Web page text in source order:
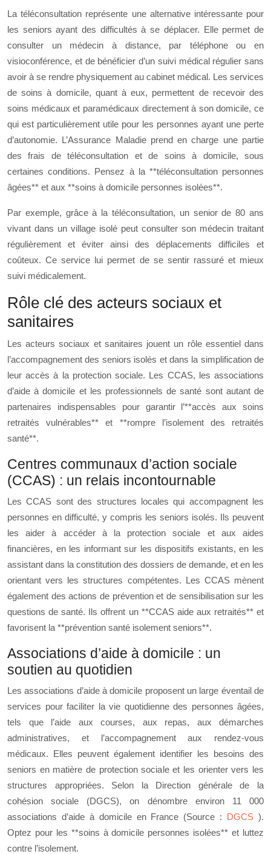
La téléconsultation représente une alternative intéressante pour
les seniors ayant des difficultés à se déplacer. Elle permet de
consulter un médecin à distance, par téléphone ou en
visioconférence, et de bénéficier d’un suivi médical régulier sans
avoir à se rendre physiquement au cabinet médical. Les services
de soins à domicile, quant à eux, permettent de recevoir des
soins médicaux et paramédicaux directement à son domicile, ce
qui est particulièrement utile pour les personnes ayant une perte
d’autonomie. L’Assurance Maladie prend en charge une partie
des frais de téléconsultation et de soins à domicile, sous
certaines conditions. Pensez à la **téléconsultation personnes
âgées** et aux **soins à domicile personnes isolées**.
Par exemple, grâce à la téléconsultation, un senior de 80 ans
vivant dans un village isolé peut consulter son médecin traitant
régulièrement et éviter ainsi des déplacements difficiles et
coûteux. Ce service lui permet de se sentir rassuré et mieux
suivi médicalement.
Rôle clé des acteurs sociaux et
sanitaires
Les acteurs sociaux et sanitaires jouent un rôle essentiel dans
l’accompagnement des seniors isolés et dans la simplification de
leur accès à la protection sociale. Les CCAS, les associations
d’aide à domicile et les professionnels de santé sont autant de
partenaires indispensables pour garantir l’**accès aux soins
retraités vulnérables** et **rompre l’isolement des retraités
santé**.
Centres communaux d’action sociale
(CCAS) : un relais incontournable
Les CCAS sont des structures locales qui accompagnent les
personnes en difficulté, y compris les seniors isolés. Ils peuvent
les aider à accéder à la protection sociale et aux aides
financières, en les informant sur les dispositifs existants, en les
assistant dans la constitution des dossiers de demande, et en les
orientant vers les structures compétentes. Les CCAS mènent
également des actions de prévention et de sensibilisation sur les
questions de santé. Ils offrent un **CCAS aide aux retraités** et
favorisent la **prévention santé isolement seniors**.
Associations d’aide à domicile : un
soutien au quotidien
Les associations d’aide à domicile proposent un large éventail de
services pour faciliter la vie quotidienne des personnes âgées,
tels que l’aide aux courses, aux repas, aux démarches
administratives, et l’accompagnement aux rendez-vous
médicaux. Elles peuvent également identifier les besoins des
seniors en matière de protection sociale et les orienter vers les
structures appropriées. Selon la Direction générale de la
cohésion sociale (DGCS), on dénombre environ 11 000
associations d’aide à domicile en France (Source : DGCS).
Optez pour les **soins à domicile personnes isolées** et luttez
contre l’isolement.